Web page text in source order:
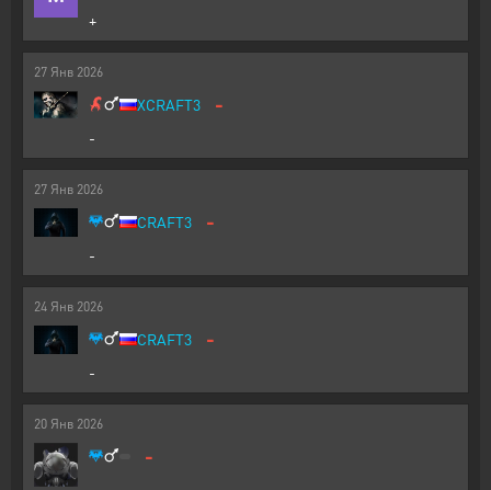
+
27 Янв 2026
XCRAFT3 -
-
27 Янв 2026
CRAFT3 -
-
24 Янв 2026
CRAFT3 -
-
20 Янв 2026
-